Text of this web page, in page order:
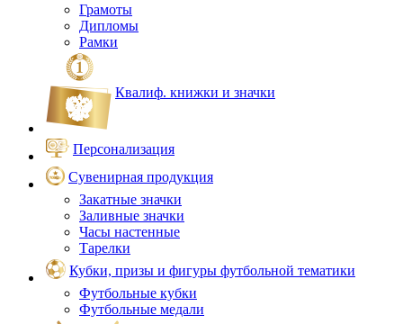
Грамоты
Дипломы
Рамки
Квалиф. книжки и значки
Персонализация
Сувенирная продукция
Закатные значки
Заливные значки
Часы настенные
Тарелки
Кубки, призы и фигуры футбольной тематики
Футбольные кубки
Футбольные медали